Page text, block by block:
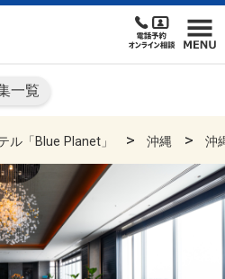
一覧
ル「Blue Planet」 沖縄 沖